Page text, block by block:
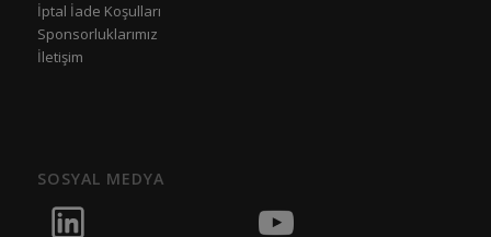
İptal İade Koşulları
Sponsorluklarımız
İletişim
SOSYAL MEDYA